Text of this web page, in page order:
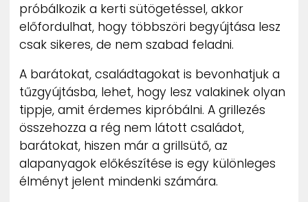
próbálkozik a kerti sütögetéssel, akkor
előfordulhat, hogy többszöri begyújtása lesz
csak sikeres, de nem szabad feladni.
A barátokat, családtagokat is bevonhatjuk a
tűzgyújtásba, lehet, hogy lesz valakinek olyan
tippje, amit érdemes kipróbálni. A grillezés
összehozza a rég nem látott családot,
barátokat, hiszen már a grillsütő, az
alapanyagok előkészítése is egy különleges
élményt jelent mindenki számára.